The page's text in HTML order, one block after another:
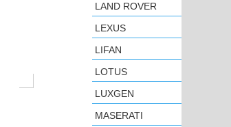
LAND ROVER
LEXUS
LIFAN
LOTUS
LUXGEN
MASERATI